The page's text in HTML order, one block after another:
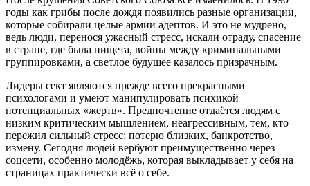
годы как грибы после дождя появились разные организации,
которые собирали целые армии адептов. И это не мудрено,
ведь люди, перенося ужасный стресс, искали отраду, спасение
в стране, где была нищета, войны между криминальными
группировками, а светлое будущее казалось призрачным.
Лидеры сект являются прежде всего прекрасными
психологами и умеют манипулировать психикой
потенциальных «жертв». Предпочтение отдаётся людям с
низким критическим мышлением, неагрессивным, тем, кто
пережил сильный стресс: потерю близких, банкротство,
измену. Сегодня людей вербуют преимущественно через
соцсети, особенно молодёжь, которая выкладывает у себя на
страницах практически всё о себе.